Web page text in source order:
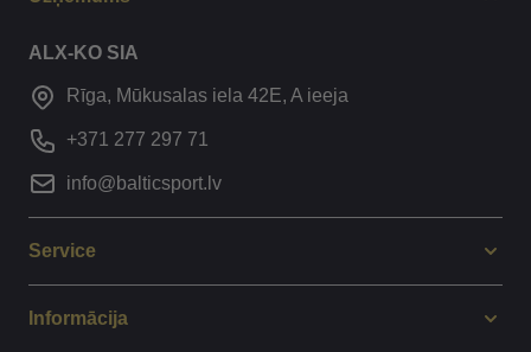
ALX-KO SIA
Rīga, Mūkusalas iela 42E, A ieeja
+371 277 297 71
info@balticsport.lv
Service
Informācija